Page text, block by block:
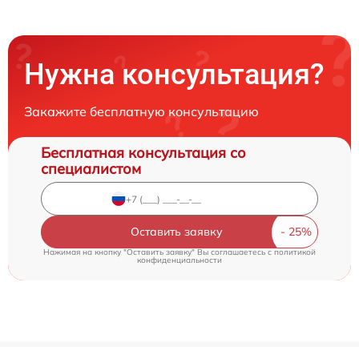
Нужна консультация?
Закажите бесплатную консультацию
Бесплатная консультация со
специалистом
Оставить заявку
Нажимая на кнопку "Оставить заявку" Вы соглашаетесь c политикой
конфиденциальности